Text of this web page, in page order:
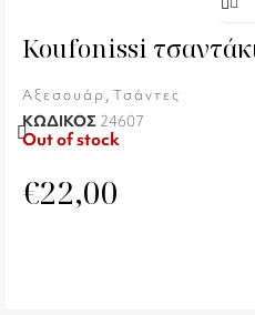
Koufonissi
Αξεσουάρ, Τσάντες
ΚΩΔΙΚΟΣ 24607
Out of stock
€22,00